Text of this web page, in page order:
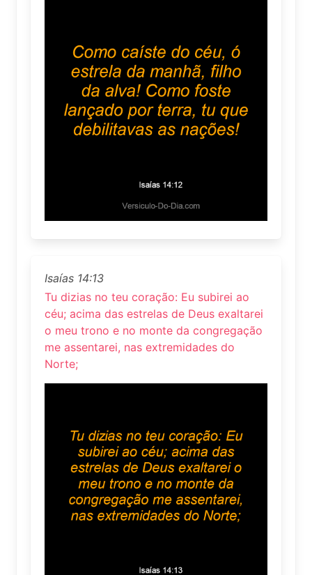
Isaías 14:13
Tu dizias no teu coração: Eu subirei ao
céu; acima das estrelas de Deus exaltarei
o meu trono e no monte da congregação
me assentarei, nas extremidades do
Norte;